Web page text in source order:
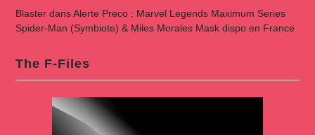
BlasterdansAlerte Preco : Marvel Legends Maximum Series
Spider-Man (Symbiote) & Miles Morales Mask dispo en France
The F-Files